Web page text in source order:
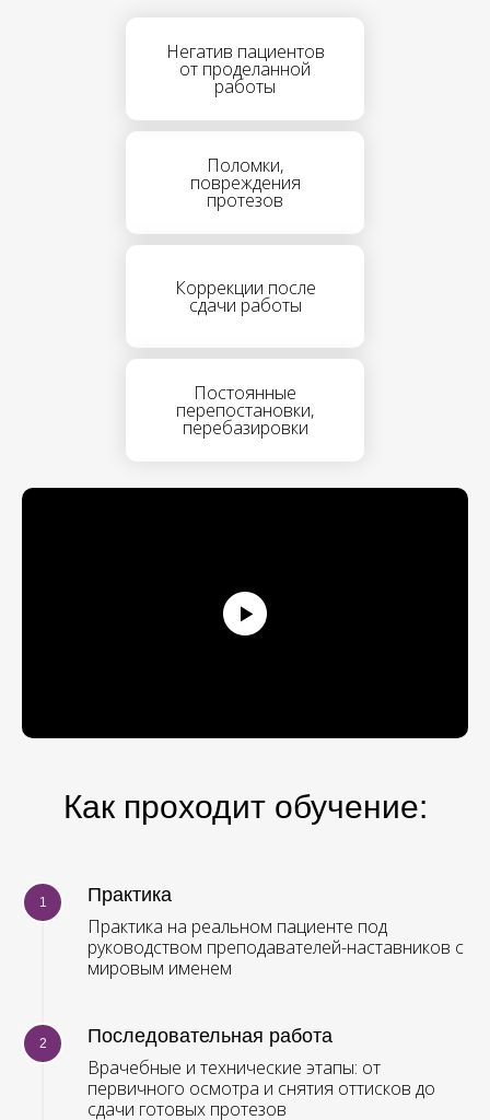
Поломки,
повреждения
протезов
Негатив пациентов
от проделанной
работы
Коррекции после
сдачи работы
Постоянные
перепостановки,
перебазировки
Как проходит обучение:
Практика
Практика на реальном пациенте под
руководством преподавателей-наставников с
мировым именем
Последовательная работа
Врачебные и технические этапы: от
первичного осмотра и снятия оттисков до
сдачи готовых протезов
Мастер-класс на пациенте
«Изготовление функциональных
и эстетических полных съемных
протезов с индивидуализацией
и интенсивами Candulor»
Дата проведения:15 – 17 мая
Преподаватель: Алексей Баранов,
Елена Семенова, Дим Зиякаев